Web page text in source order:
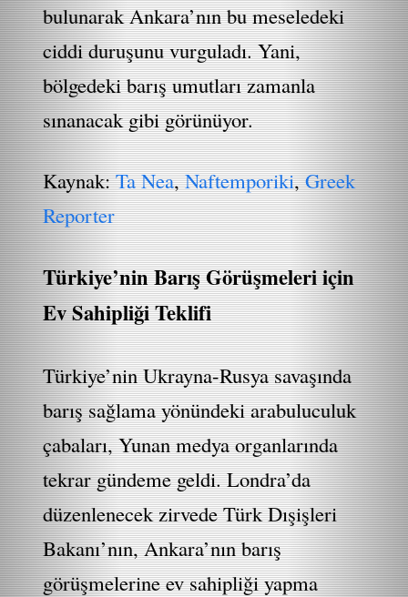
bulunarak Ankara’nın bu meseledeki
ciddi duruşunu vurguladı. Yani,
bölgedeki barış umutları zamanla
sınanacak gibi görünüyor.
Kaynak:Ta Nea,Naftemporiki,Greek
Reporter
Türkiye’nin Barış Görüşmeleri için
Ev Sahipliği Teklifi
Türkiye’nin Ukrayna-Rusya savaşında
barış sağlama yönündeki arabuluculuk
çabaları, Yunan medya organlarında
tekrar gündeme geldi. Londra’da
düzenlenecek zirvede Türk Dışişleri
Bakanı’nın, Ankara’nın barış
görüşmelerine ev sahipliği yapma